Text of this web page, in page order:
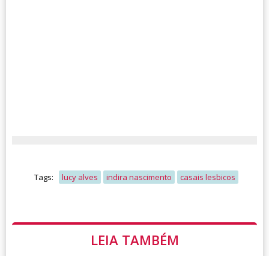
Tags: lucy alves indira nascimento casais lesbicos
LEIA TAMBÉM